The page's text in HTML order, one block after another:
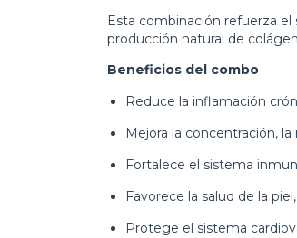
Esta combinación refuerza
producción natural de
Beneficios del combo
Reduce la inflamación
Mejora la concentración,
Fortalece el sistema
Favorece la salud de la
Protege el sistema